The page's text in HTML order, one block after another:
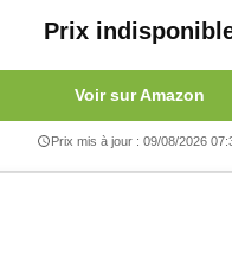
Prix
Voir sur Amazon
Prix mis à jour : 09/08/2026